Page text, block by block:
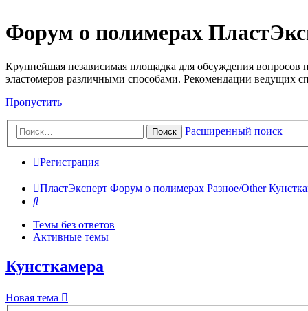
Форум о полимерах
Крупнейшая независимая площадка для обсуждения вопросов
эластомеров различными способами. Рекомендации ведущих
Пропустить
Поиск Расширенный поиск
Регистрация
ПластЭксперт Форум о полимерах Разное/Other
Поиск
Темы без ответов
Активные темы
Кунсткамера
Новая тема